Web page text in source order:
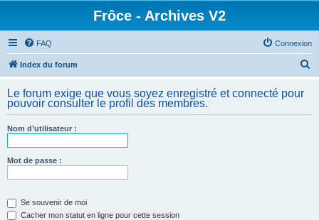
Frôce - Archives V2
FAQ Connexion
Index du forum
h
Le forum exige que vous soyez enregistré et connecté pour
pouvoir consulter le profil des membres.
Nom d’utilisateur :
Mot de passe :
Se souvenir de moi
Cacher mon statut en ligne pour cette session